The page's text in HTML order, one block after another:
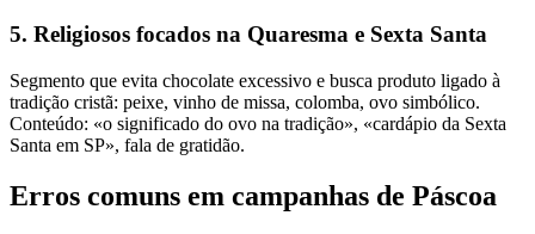
5. Religiosos focados na Quaresma e Sexta Santa
Segmento que evita chocolate excessivo e busca produto ligado à
tradição cristã: peixe, vinho de missa, colomba, ovo simbólico.
Conteúdo: «o significado do ovo na tradição», «cardápio da Sexta
Santa em SP», fala de gratidão.
Erros comuns em campanhas de Páscoa